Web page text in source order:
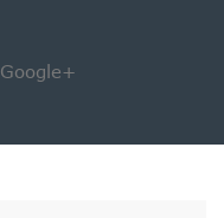
Google+